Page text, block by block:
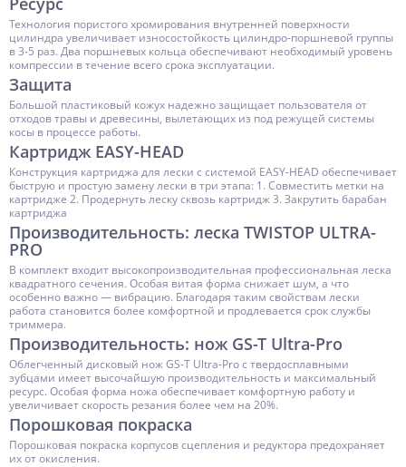
Технология пористого хромирования внутренней поверхности
цилиндра увеличивает износостойкость цилиндро-поршневой группы
в 3-5 раз. Два поршневых кольца обеспечивают необходимый уровень
компрессии в течение всего срока эксплуатации.
Защита
Большой пластиковый кожух надежно защищает пользователя от
отходов травы и древесины, вылетающих из под режущей системы
косы в процессе работы.
Картридж EASY-HEAD
Конструкция картриджа для лески с системой EASY-HEAD обеспечивает
быструю и простую замену лески в три этапа: 1. Совместить метки на
картридже 2. Продернуть леску сквозь картридж 3. Закрутить барабан
картриджа
Производительность: леска TWISTOP ULTRA-
PRO
В комплект входит высокопроизводительная профессиональная леска
квадратного сечения. Особая витая форма снижает шум, а что
особенно важно — вибрацию. Благодаря таким свойствам лески
работа становится более комфортной и продлевается срок службы
триммера.
Производительность: нож GS-T Ultra-Pro
Облегченный дисковый нож GS-T Ultra-Pro с твердосплавными
зубцами имеет высочайшую производительность и максимальный
ресурс. Особая форма ножа обеспечивает комфортную работу и
увеличивает скорость резания более чем на 20%.
Порошковая покраска
Порошковая покраска корпусов сцепления и редуктора предохраняет
их от окисления.